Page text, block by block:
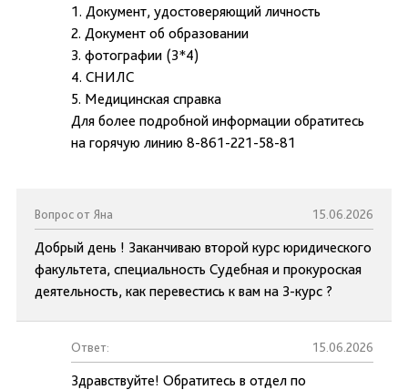
1. Документ, удостоверяющий личность
2. Документ об образовании
3. фотографии (3*4)
4. СНИЛС
5. Медицинская справка
Для более подробной информации обратитесь
на горячую линию 8-861-221-58-81
Вопрос от Яна 15.06.2026
Добрый день ! Заканчиваю второй курс юридического
факультета, специальность Судебная и прокуроская
деятельность, как перевестись к вам на 3-курс ?
Ответ: 15.06.2026
Здравствуйте! Обратитесь в отдел по